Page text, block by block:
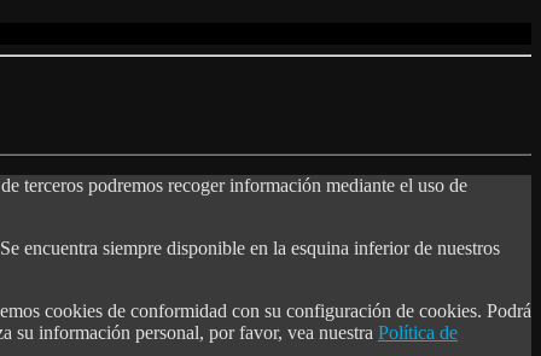
terceros podremos recoger información mediante el uso de
encuentra siempre disponible en la esquina inferior de nuestros
cookies de conformidad con su configuración de cookies. Podrá
su información personal, por favor, vea nuestra Política de